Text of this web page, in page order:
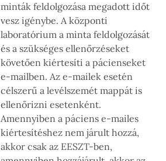
minták feldolgozása megadott időt
vesz igénybe. A központi
laboratórium a minta feldolgozását
és a szükséges ellenőrzéseket
követően kiértesíti a pácienseket
e-mailben. Az e-mailek esetén
célszerű a levélszemét mappát is
ellenőrizni esetenként.
Amennyiben a páciens e-mailes
kiértesítéshez nem járult hozzá,
akkor csak az EESZT-ben,